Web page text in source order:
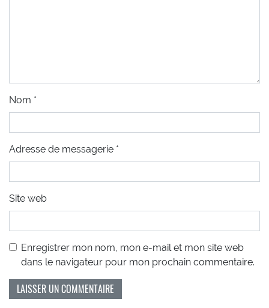
Nom *
Adresse de messagerie *
Site web
Enregistrer mon nom, mon e-mail et mon site web
dans le navigateur pour mon prochain commentaire.